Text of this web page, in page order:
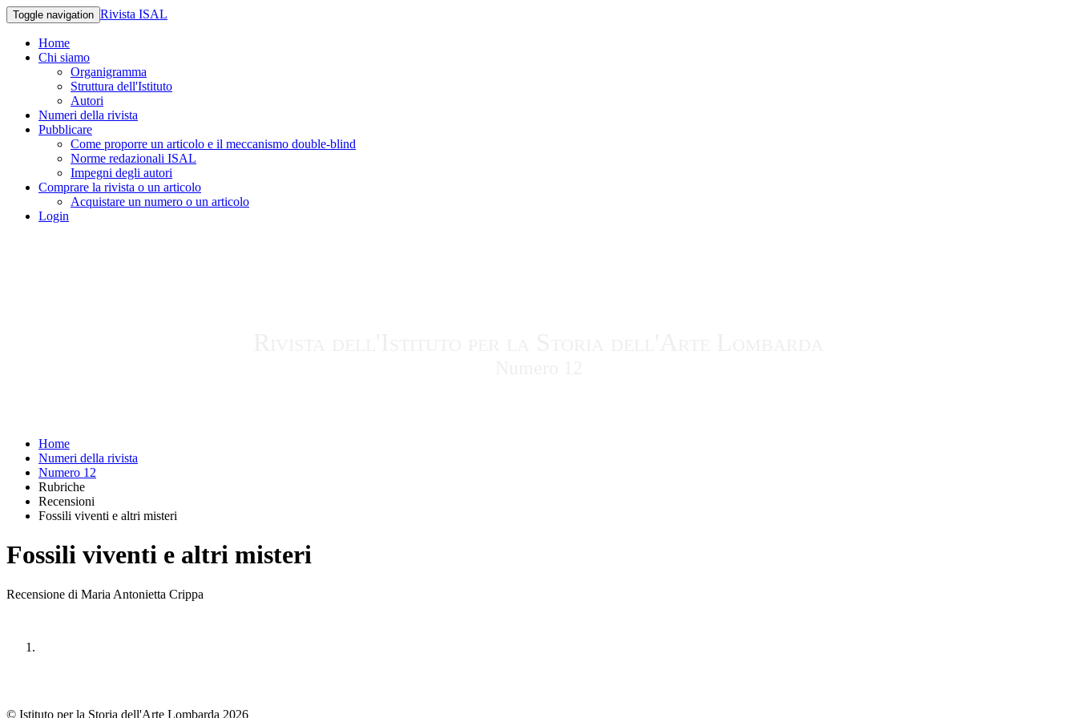
Toggle navigation Rivista ISAL
Home
Chi siamo
Organigramma
Struttura dell'Istituto
Autori
Numeri della rivista
Pubblicare
Come proporre un articolo e il meccanismo double-blind
Norme redazionali ISAL
Impegni degli autori
Comprare la rivista o un articolo
Acquistare un numero o un articolo
Login
Home
Numeri della rivista
Numero 12
Rubriche
Recensioni
Fossili viventi e altri misteri
Fossili viventi e altri misteri
Recensione di Maria Antonietta Crippa
© Istituto per la Storia dell'Arte Lombarda 2026